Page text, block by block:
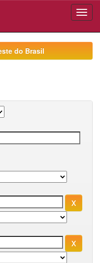
do Brasil